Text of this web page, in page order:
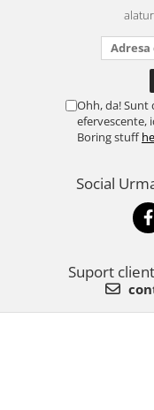
Ohh, da!
efervescente,
Boring stuff
Social
Suport